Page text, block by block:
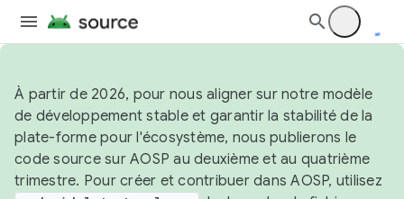
À partir de 2026, pour nous aligner sur notre modèle
de développement stable et garantir la stabilité de la
plate-forme pour l'écosystème, nous publierons le
code source sur AOSP au deuxième et au quatrième
trimestre. Pour créer et contribuer dans AOSP, utilisez